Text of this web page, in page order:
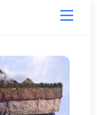
Menu